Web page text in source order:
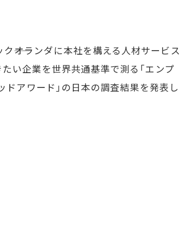
オランダに本社を構える人材サービス
い企業を世界共通基準で測る「エンプ
ドアワード」の日本の調査結果を発表し